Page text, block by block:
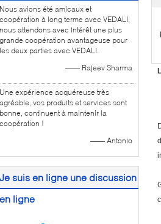
Nous avions été amicaux et
coopération à long terme avec VEDALI,
nous attendons avec intérêt une plus
grande coopération avantageuse pour
les deux parties avec VEDALI.
—— Rajeev Sharma
Une expérience acquéreuse très
agréable, vos produits et services sont
bonne, continuent à maintenir la
coopération !
—— Antonio
Je suis en ligne une discussion
en ligne